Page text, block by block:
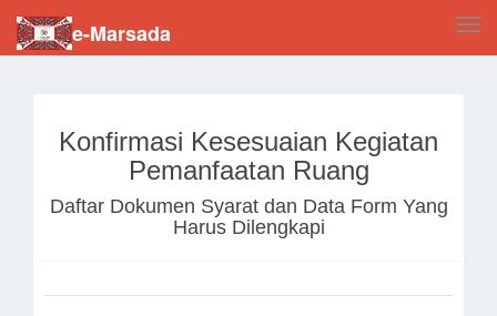
e-Marsada
Konfirmasi Kesesuaian Kegiatan
Pemanfaatan Ruang
Daftar Dokumen Syarat dan Data Form Yang
Harus Dilengkapi